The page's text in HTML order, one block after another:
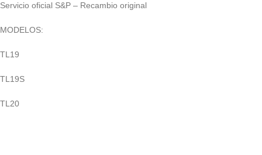
Servicio oficial S&P – Recambio original
MODELOS:
TL19
TL19S
TL20